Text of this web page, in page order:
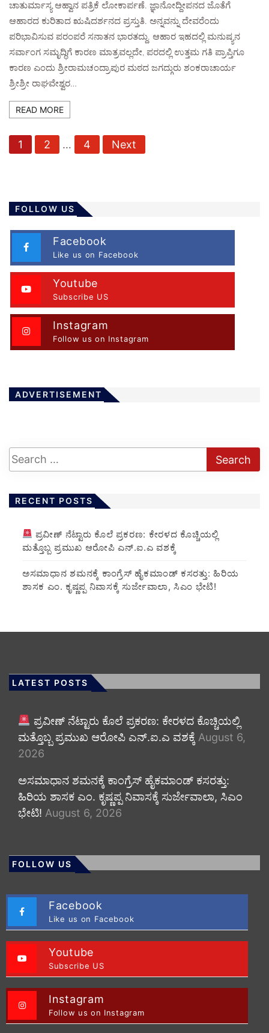
ಚಾತುರ್ಮಾಸ್ಯ ಆಹ್ವಾನ ಪತ್ರಿಕೆ ಲೋಕಾರ್ಪಣೆ. ಜ್ಞಾನೋದ್ದೀಪನದ ಜೊತೆಗೆ
ಆಹಾರದ ಕುರಿತಾದ ಋಷಿದರ್ಶನದ ಪ್ರಸ್ತುತಿ. ಅನ್ನವನ್ನು ದೇವರೆಂದು
ಪರಿಭಾವಿಸುವ ಪರಂಪರೆ ಸನಾತನ ಭಾರತದ್ದು. ಆಹಾರ ಇಹದಲ್ಲಿ ಮನುಷ್ಯನ
ಸರ್ವಾಂಗ ಸಮೃದ್ಧಿಗೆ ಕಾರಣ ಮಾತ್ರವಲ್ಲದೇ, ಪರದಲ್ಲಿ ಉತ್ತಮ ಗತಿ ಪ್ರಾಪ್ತಿಗೂ
ಕಾರಣ ಎಂದು ಶ್ರೀರಾಮಚಂದ್ರಾಪುರ ಮಠದ ಜಗದ್ಗುರು ಶಂಕರಾಚಾರ್ಯ
ಶ್ರೀಶ್ರೀ ರಾಘವೇಶ್ವರ…
READ MORE
P
o
s
p
g
i
a
i
1 2 … 4 Next
FOLLOW US
Facebook
Like us on Facebook
Youtube
Subscribe US
Instagram
Follow us on Instagram
ADVERTISEMENT
RECENT POSTS
ಪ್ರವೀಣ್ ನೆಟ್ಟಾರು ಕೊಲೆ ಪ್ರಕರಣ: ಕೇರಳದ ಕೊಚ್ಚಿಯಲ್ಲಿ
ಮತ್ತೊಬ್ಬ ಪ್ರಮುಖ ಆರೋಪಿ ಎನ್.ಐ.ಎ ವಶಕ್ಕೆ
ಅಸಮಾಧಾನ ಶಮನಕ್ಕೆ ಕಾಂಗ್ರೆಸ್ ಹೈಕಮಾಂಡ್ ಕಸರತ್ತು: ಹಿರಿಯ
ಶಾಸಕ ಎಂ. ಕೃಷ್ಣಪ್ಪ ನಿವಾಸಕ್ಕೆ ಸುರ್ಜೇವಾಲಾ, ಸಿಎಂ ಭೇಟಿ!
LATEST POSTS
ಪ್ರವೀಣ್ ನೆಟ್ಟಾರು ಕೊಲೆ ಪ್ರಕರಣ: ಕೇರಳದ ಕೊಚ್ಚಿಯಲ್ಲಿ
ಮತ್ತೊಬ್ಬ ಪ್ರಮುಖ ಆರೋಪಿ ಎನ್.ಐ.ಎ ವಶಕ್ಕೆ August 6,
2026
ಅಸಮಾಧಾನ ಶಮನಕ್ಕೆ ಕಾಂಗ್ರೆಸ್ ಹೈಕಮಾಂಡ್ ಕಸರತ್ತು:
ಹಿರಿಯ ಶಾಸಕ ಎಂ. ಕೃಷ್ಣಪ್ಪ ನಿವಾಸಕ್ಕೆ ಸುರ್ಜೇವಾಲಾ, ಸಿಎಂ
ಭೇಟಿ! August 6, 2026
FOLLOW US
Facebook
Like us on Facebook
Youtube
Subscribe US
Instagram
Follow us on Instagram